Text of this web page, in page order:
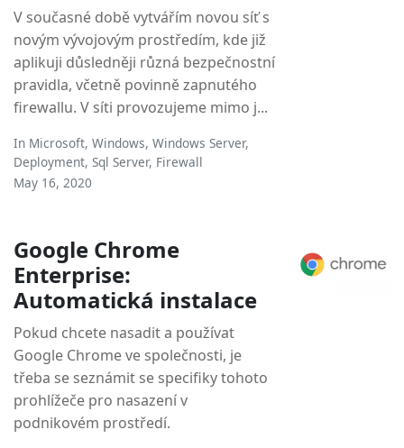
V současné době vytvářím novou síť s
novým vývojovým prostředím, kde již
aplikuji důsledněji různá bezpečnostní
pravidla, včetně povinně zapnutého
firewallu. V síti provozujeme mimo j...
In Microsoft, Windows, Windows Server,
Deployment, Sql Server, Firewall
May 16, 2020
Google Chrome
Enterprise:
Automatická instalace
Pokud chcete nasadit a používat
Google Chrome ve společnosti, je
třeba se seznámit se specifiky tohoto
prohlížeče pro nasazení v
podnikovém prostředí.